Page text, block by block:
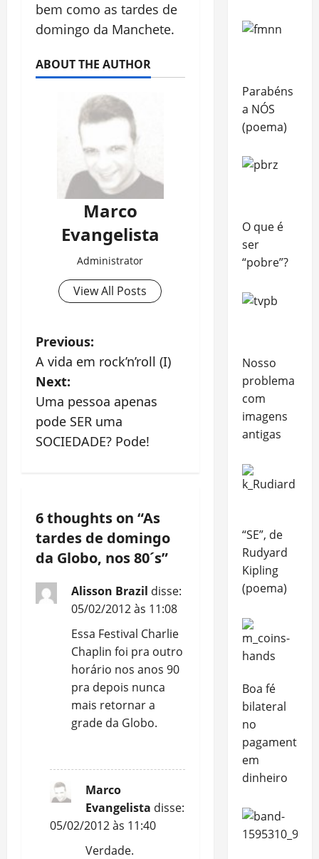
bem como as tardes de
domingo da Manchete.
ABOUT THE AUTHOR
Marco
Evangelista
Administrator
View All Posts
P
o
s
t
v
i
g
Previous:
A vida em rock’n’roll (I)
Next:
Uma pessoa apenas
pode SER uma
SOCIEDADE? Pode!
6 thoughts on “As
tardes de domingo
da Globo, nos 80´s”
Alisson Brazil disse:
05/02/2012 às 11:08
Essa Festival Charlie
Chaplin foi pra outro
horário nos anos 90
pra depois nunca
mais retornar a
grade da Globo.
Marco
Evangelista disse:
05/02/2012 às 11:40
Verdade.
Parabéns
a NÓS
(poema)
O que é
ser
“pobre”?
Nosso
problema
com
imagens
antigas
“SE”, de
Rudyard
Kipling
(poema)
Boa fé
bilateral
no
pagamento
em
dinheiro